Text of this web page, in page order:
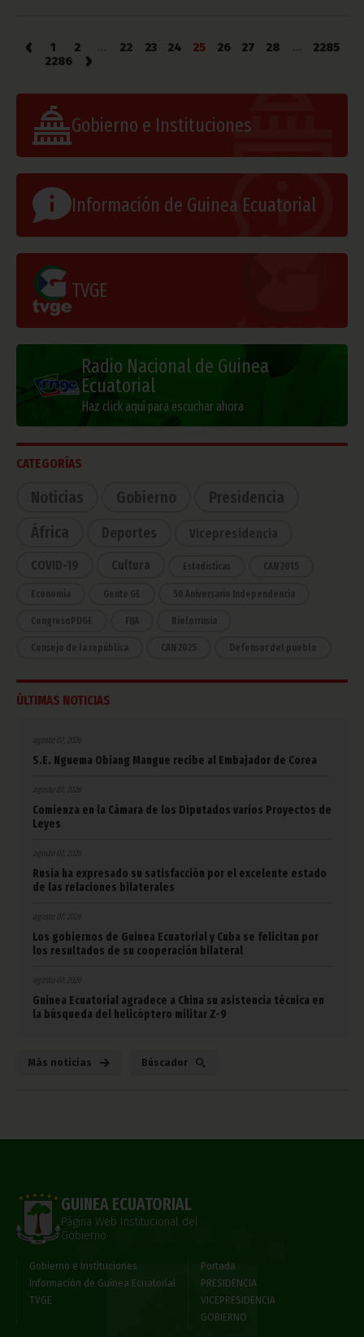
‹ 1 2 22 23 24 25 26 27 28
2285
2286
›
Gobierno e Instituciones
Información de Guinea Ecuatorial
TVGE
Radio Nacional de Guinea
Ecuatorial
Haz click aquí para escuchar ahora
CATEGORÍAS
Noticias Gobierno
Presidencia
África
Deportes Vicepresidencia
COVID-19 Cultura Estadísticas CAN 2015
Economía Gente GE 50 Aniversario Independencia
CongresoPDGE FIJA Bielorrusia
Consejo de la república CAN 2025 Defensor del pueblo
ÚLTIMAS NOTICIAS
agosto 07, 2026
S.E. Nguema Obiang Mangue recibe al Embajador de Corea
agosto 07, 2026
Comienza en la Cámara de los Diputados varios Proyectos de
Leyes
agosto 07, 2026
Rusia ha expresado su satisfacción por el excelente estado
de las relaciones bilaterales
agosto 07, 2026
Los gobiernos de Guinea Ecuatorial y Cuba se felicitan por
los resultados de su cooperación bilateral
agosto 07, 2026
Guinea Ecuatorial agradece a China su asistencia técnica en
la búsqueda del helicóptero militar Z-9
Más noticias Búscador
GUINEA ECUATORIAL
Página Web Institucional del
Gobierno
Gobierno e Instituciones
Información de Guinea Ecuatorial
TVGE
Portada
PRESIDENCIA
VICEPRESIDENCIA
GOBIERNO